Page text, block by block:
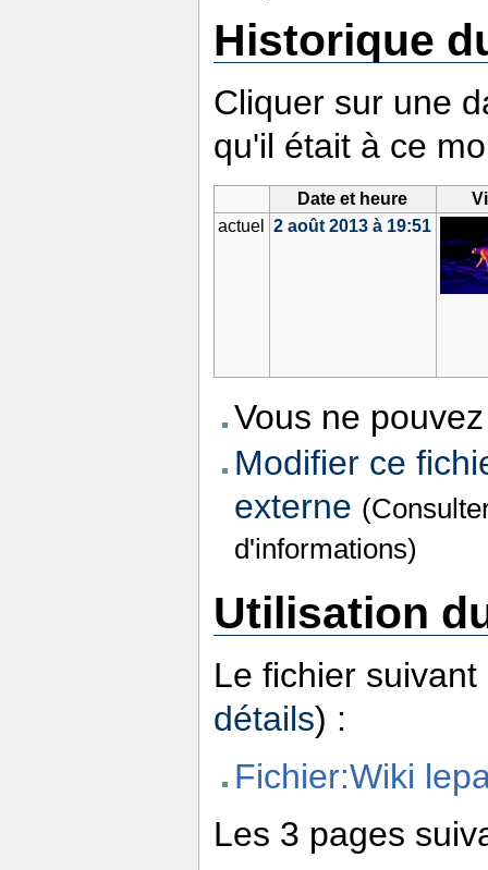
Historique
Cliquer sur une
qu'il était à ce
Date et heure
actuel
2 août 2013 à 19:51
Vous ne
Modifier ce
externe
d'informations)
Utilisation
Le fichier
détails) :
Fichier:Wiki
Les 3 pages